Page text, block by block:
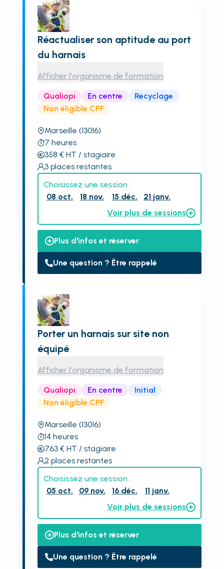
Réactualiser son aptitude au port
du harnais
Afficher l'organisme de formation
Qualiopi En centre
Recyclage
Non éligible CPF
Marseille (13016)
7 heures
358 € HT / stagiaire
3 places restantes
Choisissez une session :
08 oct.
18 nov. 15 déc.
21 janv.
Voir plus de sessions
Plus d'infos et réserver
Une question ? Être rappelé
Porter un harnais sur site non
équipé
Afficher l'organisme de formation
Qualiopi En centre
Initial
Non éligible CPF
Marseille (13016)
14 heures
763€ HT / stagiaire
2 places restantes
Choisissez une session :
05 oct.
09 nov. 16 déc.
11 janv.
Voir plus de sessions
Plus d'infos et réserver
Une question ? Être rappelé